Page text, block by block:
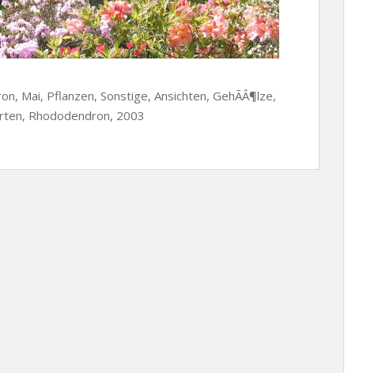
Mai, Pflanzen, Sonstige, Ansichten, GehÃÂ¶lze,
Rhododendron, 2003